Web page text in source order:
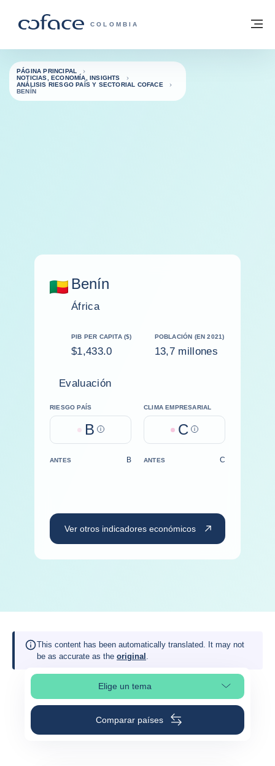
COFACE - FOR TRADE
COLOMBIA
Volver a la página principal
PÁGINA PRINCIPAL
NOTICIAS, ECONOMÍA, INSIGHTS
ANÁLISIS RIESGO PAÍS Y SECTORIAL COFACE
BENÍN
Benín
África
PIB PER CAPITA ($)
$1,433.0
POBLACIÓN (EN 2021)
13,7 millones
Evaluación
RIESGO PAÍS
B Help
CLIMA EMPRESARIAL
C Help
ANTES B ANTES C
Ver otros indicadores económicos
This content has been automatically translated. It may not
be as accurate as the original .
Elige un temaSelleciona la sección de la página
Comparar países